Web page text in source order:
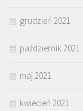
grudzień 2021
październik 2021
maj 2021
kwiecień 2021